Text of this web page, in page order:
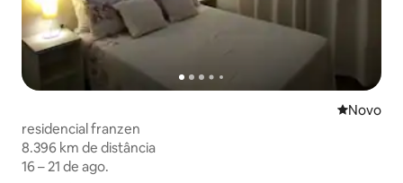
residencial franzen
8.396 km de distância
8.396 km de distância
16 – 21 de ago.
16 – 21 de ago.
Novo
Novo